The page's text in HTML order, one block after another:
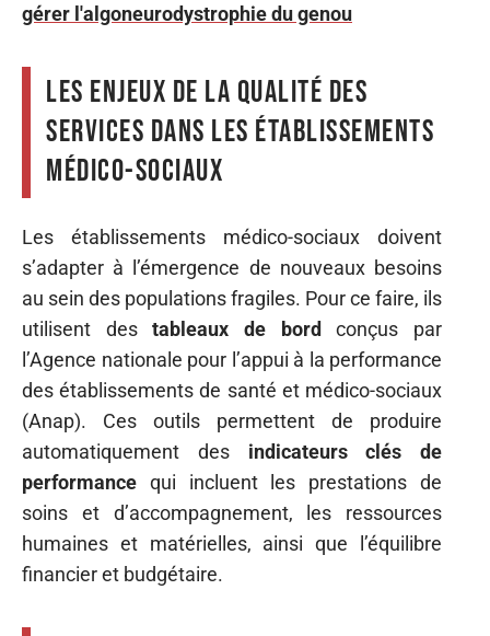
gérer l'algoneurodystrophie du genou
Les enjeux de la qualité des
services dans les établissements
médico-sociaux
Les établissements médico-sociaux doivent
s’adapter à l’émergence de nouveaux besoins
au sein des populations fragiles. Pour ce faire, ils
utilisent destableaux de bord
conçus par
l’Agence nationale pour l’appui à la performance
des établissements de santé et médico-sociaux
(Anap). Ces outils permettent de produire
automatiquement des indicateurs clés de
performance qui incluent les prestations de
soins et d’accompagnement, les ressources
humaines et matérielles, ainsi que l’équilibre
financier et budgétaire.